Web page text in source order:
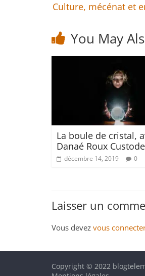
Culture, mécénat et
You May
La boule de cristal,
Danaé Roux Custode
décembre 14, 2019 0
Laisser un
Vous devez vous
Copyright © 2022